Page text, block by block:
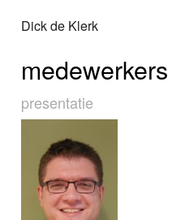
Dick de Klerk
medewerkers
presentatie